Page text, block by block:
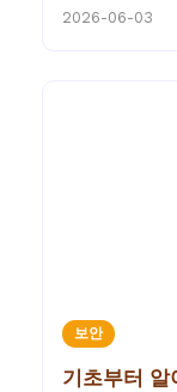
2026-06-03
보안
기초부터